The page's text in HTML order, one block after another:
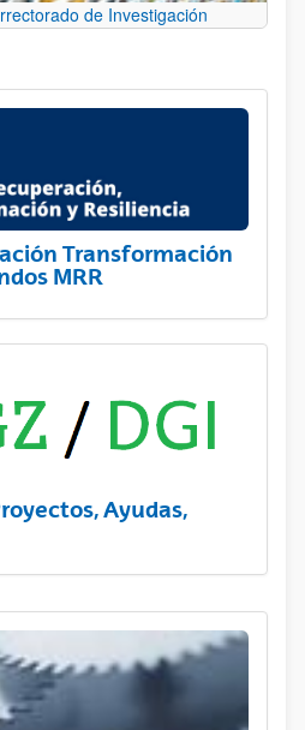
de Investigación
Transformación
MRR
Ayudas,